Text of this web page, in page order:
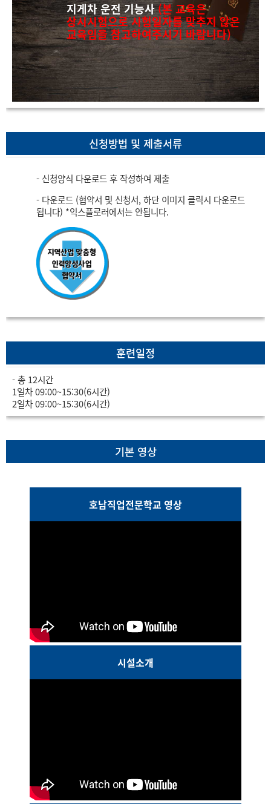
지게차 운전 기능사(본 교육은
상시시험으로 시험일자를 맞추지 않은
교육임을 참고하여주시기 바랍니다)
신청방법 및 제출서류
- 신청양식 다운로드 후 작성하여 제출
- 다운로드 (협약서 및 신청서, 하단 이미지 클릭시 다운로드
됩니다) *익스플로러에서는 안됩니다.
훈련일정
- 총 12시간
1일차 09:00~15:30(6시간)
2일차 09:00~15:30(6시간)
기본 영상
호남직업전문학교 영상
시설소개